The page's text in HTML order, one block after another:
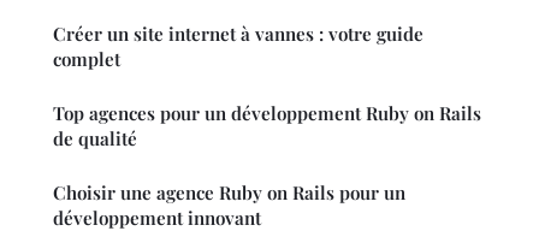
Créer un site internet à vannes : votre guide
complet
Top agences pour un développement Ruby on Rails
de qualité
Choisir une agence Ruby on Rails pour un
développement innovant